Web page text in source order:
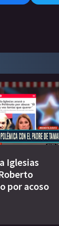
Iglesias
por acoso